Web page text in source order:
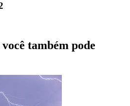
também pode